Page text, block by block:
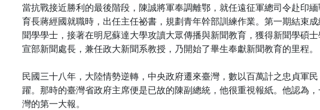
當抗戰接近勝利的最後階段，陳誠將軍奉調離鄂，就任遠征軍總司令赴印
育長蔣經國就職時，出任主任祕書，規劃青年幹部訓練作業。第一期結束
聞學學士，接著在明尼蘇達大學攻讀大眾傳播與新聞教育，獲得新聞學碩
宣部新聞處長，兼任政大新聞系教授，乃開始了畢生奉獻新聞教育的里程。
民國三十八年，大陸情勢逆轉，中央政府遷來臺灣，數以百萬計之忠貞軍
躍。那時的臺灣省政府主席便是已故的陳副總統，他很重視報紙。他認為
灣的第一大報。